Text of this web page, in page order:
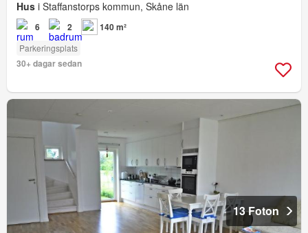
Hus i Staffanstorps kommun, Skåne län
6 2 140 m²
Parkeringsplats
30+ dagar sedan
13 Foton